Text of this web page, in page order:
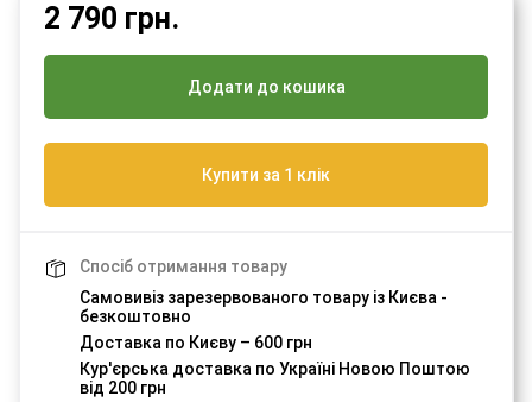
2 790 грн.
Додати до кошика
Купити за 1 клік
Спосіб отримання товару
Самовивіз зарезервованого товару із Києва -
безкоштовно
Доставка по Києву – 600 грн
Кур'єрська доставка по Україні Новою Поштою
від 200 грн